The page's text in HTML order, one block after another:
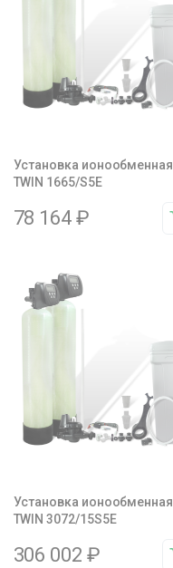
Установка ионообменная
TWIN 1665/S5E
78 164₽
Установка ионообменная
TWIN 3072/15S5E
306 002₽